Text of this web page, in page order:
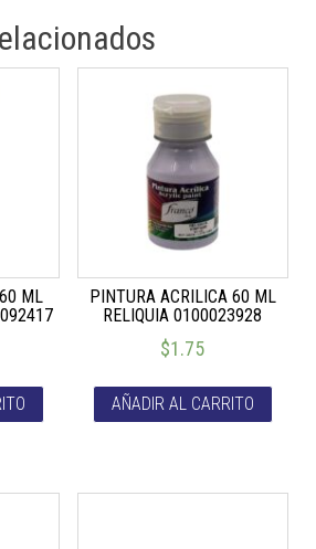
ML
PINTURA ACRILICA 60 ML
RELIQUIA 0100023928
$1.75
AÑADIR AL CARRITO